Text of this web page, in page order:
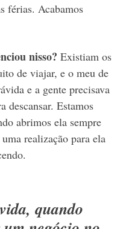
férias. Acabamos
nisso? Existiam os
de viajar, e o meu de
e a gente precisava
descansar. Estamos
abrimos ela sempre
realização para ela
quando